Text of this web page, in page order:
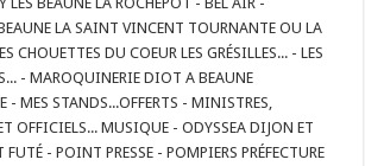
LA SAINT VINCENT TOURNANTE OU LA
CHOUETTES DU COEUR LES GRÉSILLES... - LES
- MAROQUINERIE DIOT A BEAUNE
- MES STANDS...OFFERTS - MINISTRES,
OFFICIELS... MUSIQUE - ODYSSEA DIJON ET
- POINT PRESSE - POMPIERS PRÉFECTURE